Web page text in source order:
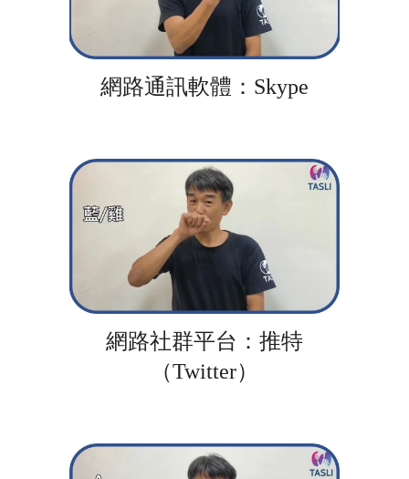
網路通訊軟體：Skype
網路社群平台：推特
（Twitter）